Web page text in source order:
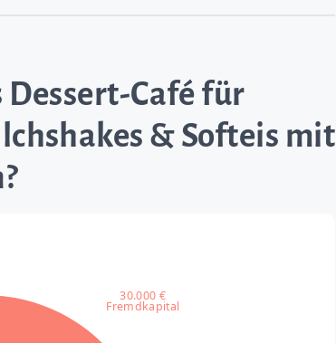
Dessert-Café für
& Softeis mit
30.000 €
Fremdkapital